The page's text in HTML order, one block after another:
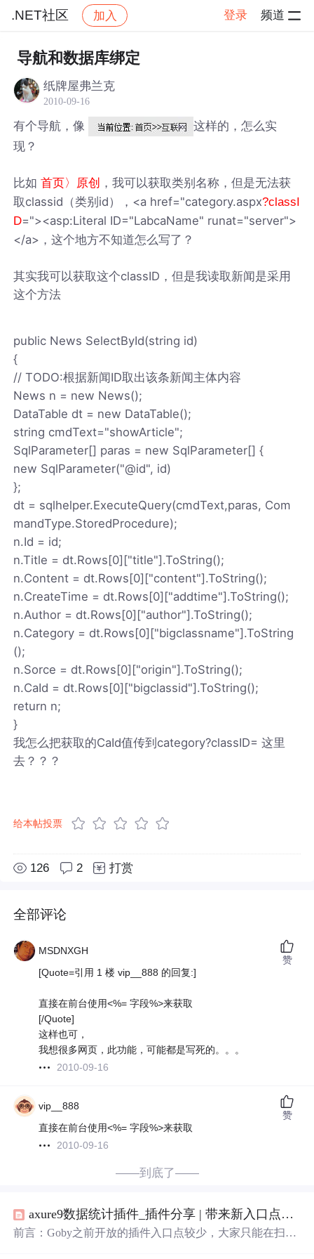
.NET社区 加入 登录 频道
社区 .NET社区 帖子详情
导航和数据库绑定
纸牌屋弗兰克
2010-09-16
有个导航，像
这样的，怎么实
现？
比如首页〉原创 ，我可以获取类别名称，但是无法获
取classid（类别id），<a href="category.aspx?classI
D="><asp:Literal ID="LabcaName" runat="server">
</a>，这个地方不知道怎么写了？
其实我可以获取这个classID，但是我读取新闻是采用
这个方法
public News SelectById(string id)
{
// TODO:根据新闻ID取出该条新闻主体内容
News n = new News();
DataTable dt = new DataTable();
string cmdText="showArticle";
SqlParameter[] paras = new SqlParameter[] {
new SqlParameter("@id", id)
};
dt = sqlhelper.ExecuteQuery(cmdText,paras, Com
mandType.StoredProcedure);
n.Id = id;
n.Title = dt.Rows[0]["title"].ToString();
n.Content = dt.Rows[0]["content"].ToString();
n.CreateTime = dt.Rows[0]["addtime"].ToString();
n.Author = dt.Rows[0]["author"].ToString();
n.Category = dt.Rows[0]["bigclassname"].ToString
();
n.Sorce = dt.Rows[0]["origin"].ToString();
n.CaId = dt.Rows[0]["bigclassid"].ToString();
return n;
}
我怎么把获取的CaId值传到category?classID= 这里
去？？？
给本帖投票
126 2 打赏
全部评论
MSDNXGH
[Quote=引用 1 楼 vip__888 的回复:]
直接在前台使用<%= 字段%>来获取
[/Quote]
这样也可，
我想很多网页，此功能，可能都是写死的。。。
2010-09-16
赞
vip__888
直接在前台使用<%= 字段%>来获取
2010-09-16
赞
——到底了——
axure9数据统计插件_插件分享 | 带来新入口点及应用场景的Database Asset
前言：Goby之前开放的插件入口点较少，大家只能在扫描